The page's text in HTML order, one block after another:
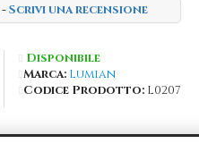
-Scrivi una recensione
Disponibile
Marca: Lumian
Codice Prodotto: L0207